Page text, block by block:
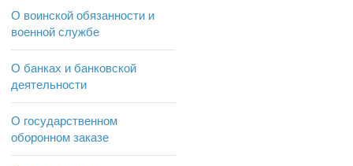
О воинской обязанности и
военной службе
О банках и банковской
деятельности
О государственном
оборонном заказе